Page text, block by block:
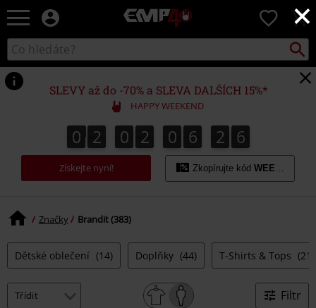
×
EMP
Hudba,
filmy
&
seriály,
Merch
pro
hráče,
Alternativní
móda
0
Katalog
vyhledávání
SLEVY až do -70% a SLEVA DALŠÍCH 15%*
HAPPY WEEKEND
0
0 2
2 0
0 2
2 0
0 6
6 2
2
2
2 4
5
4
Získejte nyní! Zkopírujte kód WEEKEND
Značky Brandit (383)
Dětské oblečení (14) Doplňky (44) T-Shirts & Tops (21)
Filtr